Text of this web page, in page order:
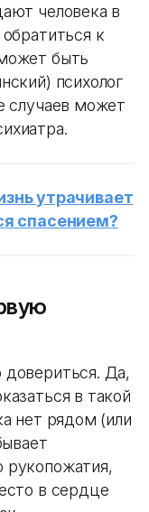
человека в
к
быть
психолог
случаев может
утрачивает
спасением?
Да,
в такой
нет рядом (или
рукопожатия,
в сердце